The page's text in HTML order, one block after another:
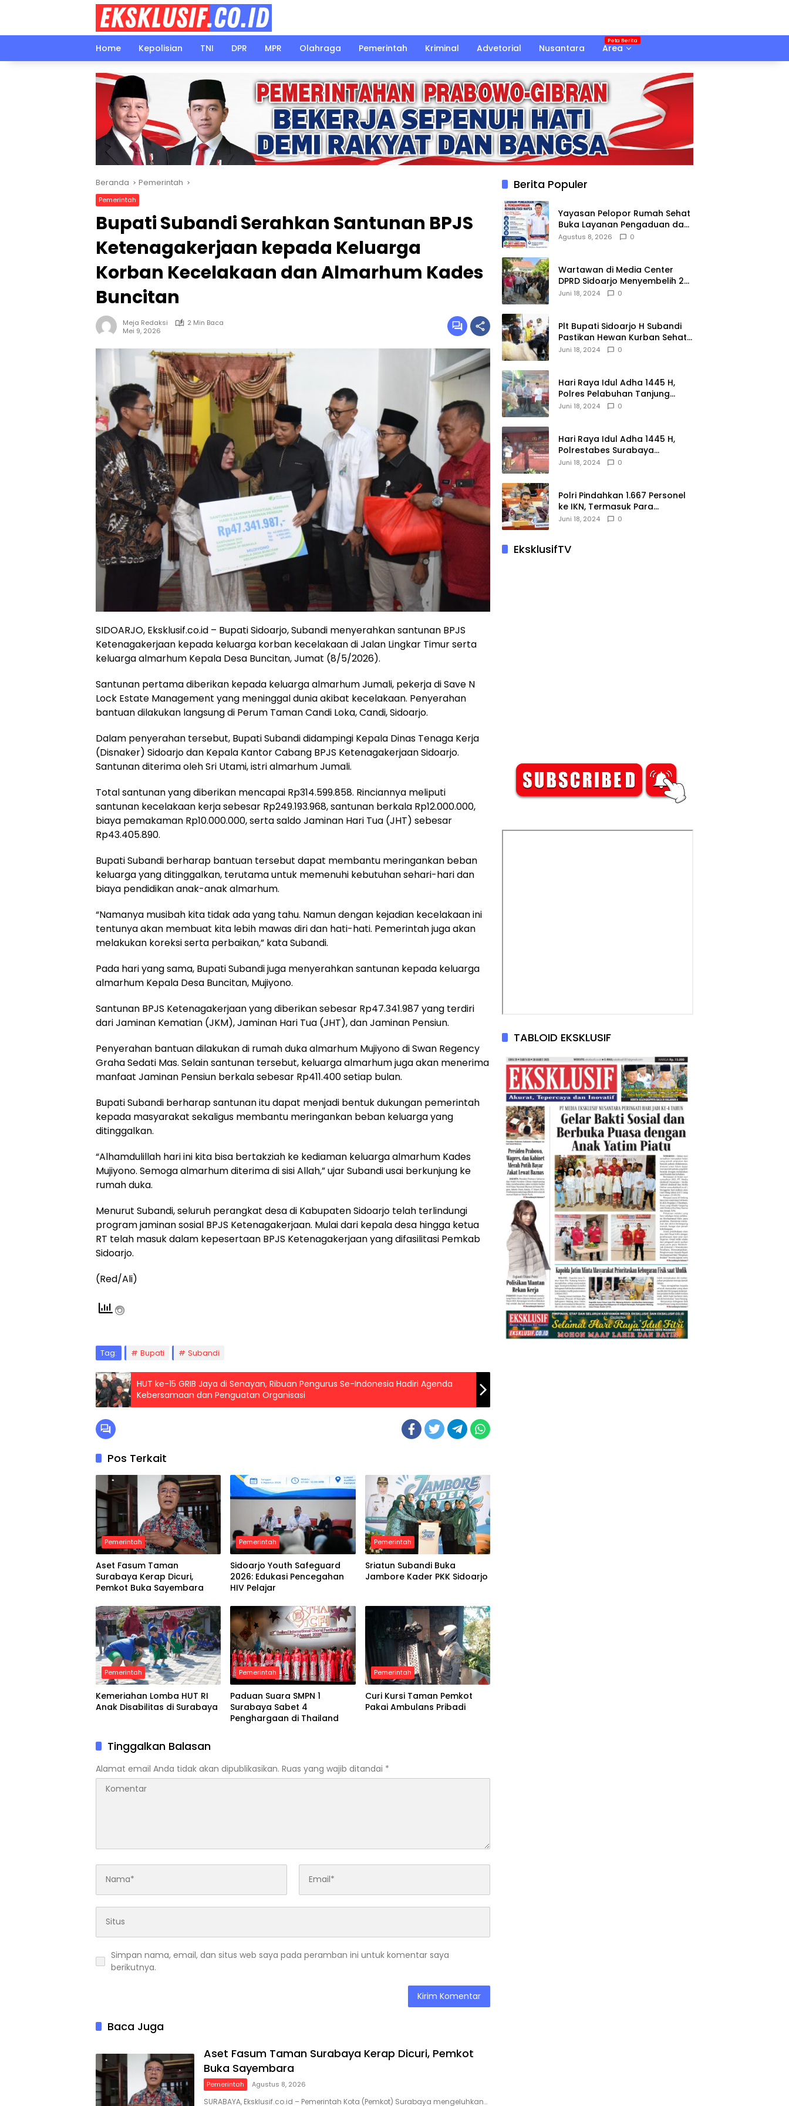
Home
Kepolisian TNI DPR MPR Olahraga Pemerintah Kriminal Advetorial Nusantara Area
Beranda Pemerintah
Pemerintah
Bupati Subandi Serahkan Santunan BPJS
Ketenagakerjaan kepada Keluarga
Korban Kecelakaan dan Almarhum Kades
Buncitan
Meja Redaksi
2 Min Baca
Mei 9, 2026
SIDOARJO, Eksklusif.co.id – Bupati Sidoarjo,Subandi menyerahkan santunan BPJS
Ketenagakerjaan kepada keluarga korban kecelakaan di Jalan Lingkar Timur serta
keluarga almarhum Kepala Desa Buncitan, Jumat (8/5/2026).
Santunan pertama diberikan kepada keluarga almarhum Jumali, pekerja di Save N
Lock Estate Management yang meninggal dunia akibat kecelakaan. Penyerahan
bantuan dilakukan langsung di Perum Taman Candi Loka, Candi, Sidoarjo.
Dalam penyerahan tersebut, Bupati Subandi didampingi Kepala Dinas Tenaga Kerja
(Disnaker) Sidoarjo dan Kepala Kantor Cabang BPJS Ketenagakerjaan Sidoarjo.
Santunan diterima oleh Sri Utami, istri almarhum Jumali.
Total santunan yang diberikan mencapai Rp314.599.858. Rinciannya meliputi
santunan kecelakaan kerja sebesar Rp249.193.968, santunan berkala Rp12.000.000,
biaya pemakaman Rp10.000.000, serta saldo Jaminan Hari Tua (JHT) sebesar
Rp43.405.890.
Bupati Subandi berharap bantuan tersebut dapat membantu meringankan beban
keluarga yang ditinggalkan, terutama untuk memenuhi kebutuhan sehari-hari dan
biaya pendidikan anak-anak almarhum.
“Namanya musibah kita tidak ada yang tahu. Namun dengan kejadian kecelakaan ini
tentunya akan membuat kita lebih mawas diri dan hati-hati. Pemerintah juga akan
melakukan koreksi serta perbaikan,” kata Subandi.
Pada hari yang sama, Bupati Subandi juga menyerahkan santunan kepada keluarga
almarhum Kepala Desa Buncitan, Mujiyono.
Santunan BPJS Ketenagakerjaan yang diberikan sebesar Rp47.341.987 yang terdiri
dari Jaminan Kematian (JKM), Jaminan Hari Tua (JHT), dan Jaminan Pensiun.
Penyerahan bantuan dilakukan di rumah duka almarhum Mujiyono di Swan Regency
Graha Sedati Mas. Selain santunan tersebut, keluarga almarhum juga akan menerima
manfaat Jaminan Pensiun berkala sebesar Rp411.400 setiap bulan.
Bupati Subandi berharap santunan itu dapat menjadi bentuk dukungan pemerintah
kepada masyarakat sekaligus membantu meringankan beban keluarga yang
ditinggalkan.
“Alhamdulillah hari ini kita bisa bertakziah ke kediaman keluarga almarhum Kades
Mujiyono. Semoga almarhum diterima di sisi Allah,” ujar Subandi usai berkunjung ke
rumah duka.
Menurut Subandi, seluruh perangkat desa di Kabupaten Sidoarjo telah terlindungi
program jaminan sosial BPJS Ketenagakerjaan. Mulai dari kepala desa hingga ketua
RT telah masuk dalam kepesertaan BPJS Ketenagakerjaan yang difasilitasi Pemkab
Sidoarjo.
(Red/Ali)
Tag: Bupati Subandi
HUT ke-15 GRIB Jaya di Senayan, Ribuan Pengurus Se-Indonesia Hadiri Agenda
Kebersamaan dan Penguatan Organisasi
Pos Terkait
Pemerintah
Aset Fasum Taman
Surabaya Kerap Dicuri,
Pemkot Buka Sayembara
Pemerintah
Sidoarjo Youth Safeguard
2026: Edukasi Pencegahan
HIV Pelajar
Pemerintah
Sriatun Subandi Buka
Jambore Kader PKK Sidoarjo
Pemerintah
Kemeriahan Lomba HUT RI
Anak Disabilitas di Surabaya
Pemerintah
Paduan Suara SMPN 1
Surabaya Sabet 4
Penghargaan di Thailand
Pemerintah
Curi Kursi Taman Pemkot
Pakai Ambulans Pribadi
Tinggalkan Balasan
Alamat email Anda tidak akan dipublikasikan. Ruas yang wajib ditandai *
Simpan nama, email, dan situs web saya pada peramban ini untuk komentar saya
berikutnya.
Baca Juga
Aset Fasum Taman Surabaya Kerap Dicuri, Pemkot
Buka Sayembara
Pemerintah Agustus 8, 2026
SURABAYA, Eksklusif.co.id – Pemerintah Kota (Pemkot) Surabaya mengeluhkan…
Berita Populer
Yayasan Pelopor Rumah Sehat
Buka Layanan Pengaduan dan
Pendampingan Rehabilitasi
Agustus 8, 2026 0
Wartawan di Media Center
DPRD Sidoarjo Menyembelih 2
Ekor Kambing
Juni 18, 2024 0
Plt Bupati Sidoarjo H Subandi
Pastikan Hewan Kurban Sehat
dan Aman
Juni 18, 2024 0
Hari Raya Idul Adha 1445 H,
Polres Pelabuhan Tanjung
Perak Salurkan 49 Hewan
Juni 18, 2024 0
Hari Raya Idul Adha 1445 H,
Polrestabes Surabaya
Menerima dan Menyalurkan
Juni 18, 2024 0
Polri Pindahkan 1.667 Personel
ke IKN, Termasuk Para
Jenderal.
Juni 18, 2024 0
EksklusifTV
TABLOID EKSKLUSIF